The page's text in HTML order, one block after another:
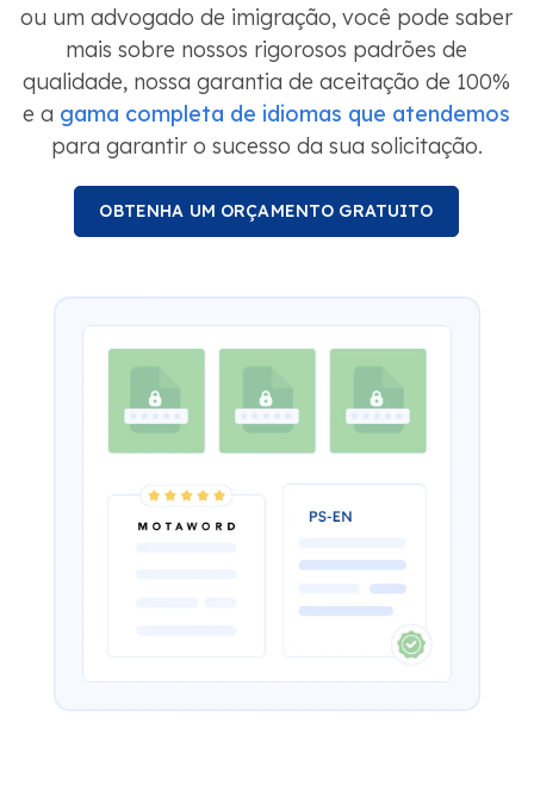
ou um advogado de imigração, você pode saber
mais sobre nossos rigorosos padrões de
qualidade, nossa garantia de aceitação de 100%
e a gama completa de idiomas que atendemos
para garantir o sucesso da sua solicitação.
OBTENHA UM ORÇAMENTO GRATUITO